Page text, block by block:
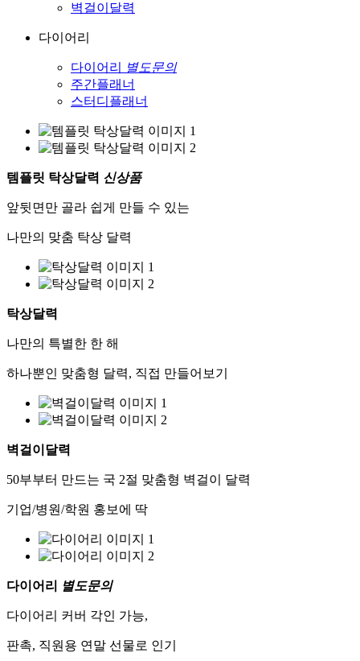
벽걸이달력
다이어리
다이어리
별도문의
주간플래너
스터디플래너
템플릿 탁상달력 신상품
앞뒷면만 골라 쉽게 만들 수 있는
나만의 맞춤 탁상 달력
탁상달력
나만의 특별한 한 해
하나뿐인 맞춤형 달력, 직접 만들어보기
벽걸이달력
50부부터 만드는 국 2절 맞춤형 벽걸이 달력
기업/병원/학원 홍보에 딱
다이어리 별도문의
다이어리 커버 각인 가능,
판촉, 직원용 연말 선물로 인기